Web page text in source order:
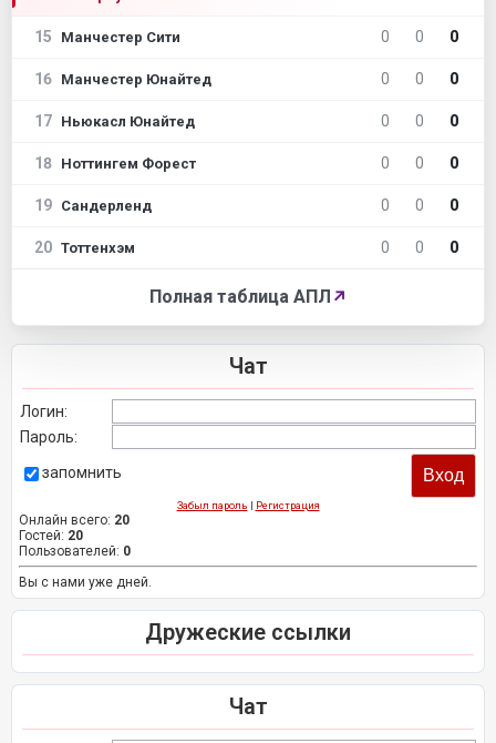
15 Манчестер Сити 0 0 0
16 Манчестер Юнайтед 0 0 0
17 Ньюкасл Юнайтед 0 0 0
18 Ноттингем Форест 0 0 0
19 Сандерленд 0 0 0
20 Тоттенхэм 0 0 0
Полная таблица АПЛ ↗
Чат
Логин:
Пароль:
запомнить
Забыл пароль | Регистрация
Онлайн всего: 20
Гостей: 20
Пользователей: 0
Вы с нами уже дней.
Дружеские ссылки
Чат